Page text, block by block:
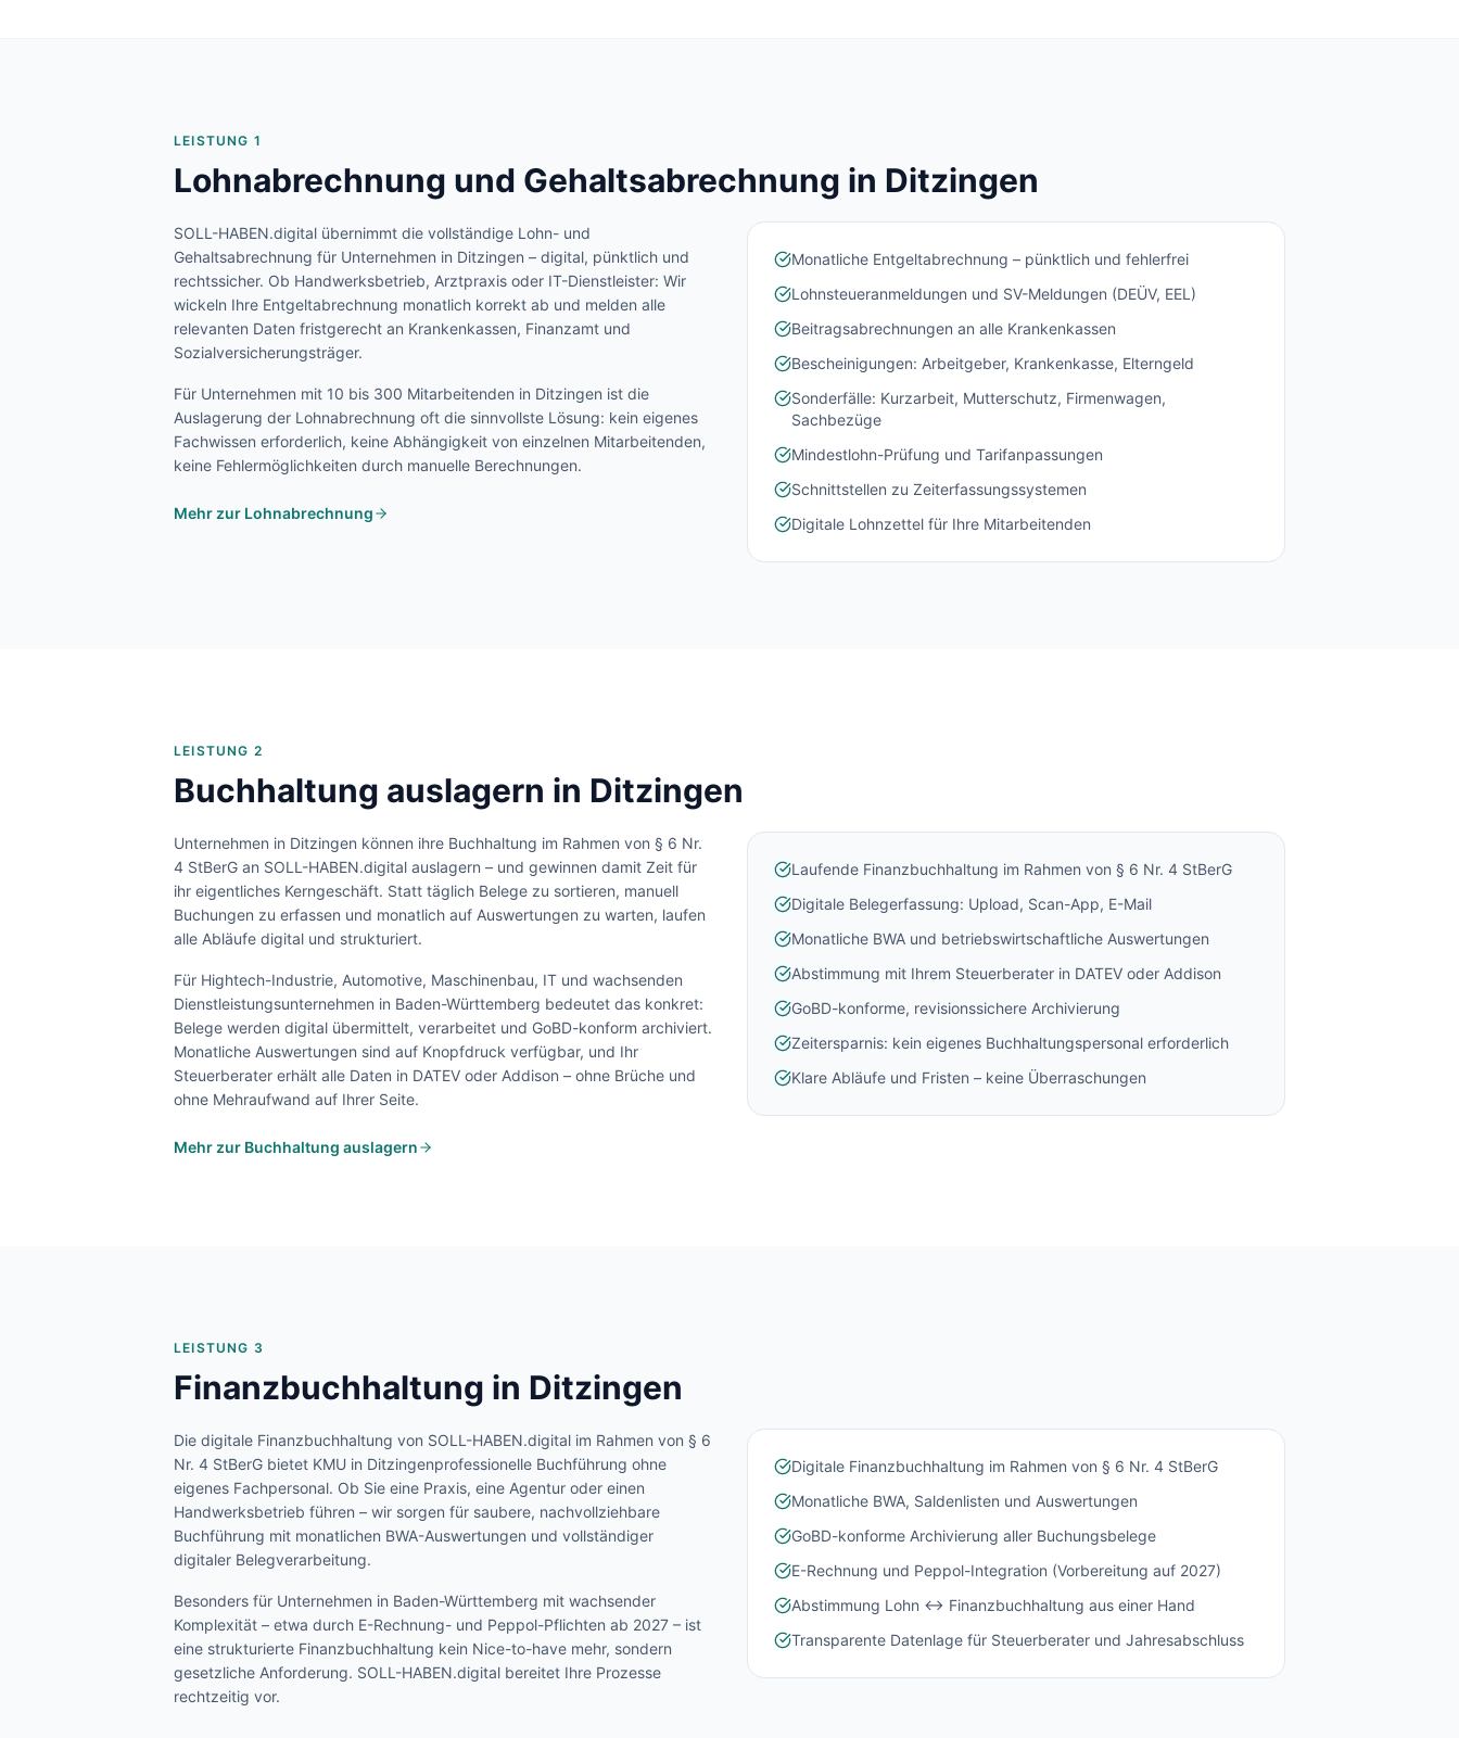
Lohn & Buchhaltung in Ditzingen?
Sehen Sie unser komplettes Angebot für Ihr
Unternehmen – in 30 Sekunden alles auf einen
Blick.
Nein danke, ich bleibe auf dieser Seite
LEISTUNG 1
Lohnabrechnung und Gehaltsabrechnung in Ditzingen
SOLL-HABEN.digital übernimmt die vollständige Lohn- und
Gehaltsabrechnung für Unternehmen in Ditzingen – digital, pünktlich und
rechtssicher. Ob Handwerksbetrieb, Arztpraxis oder IT-Dienstleister: Wir
wickeln Ihre Entgeltabrechnung monatlich korrekt ab und melden alle
relevanten Daten fristgerecht an Krankenkassen, Finanzamt und
Sozialversicherungsträger.
Für Unternehmen mit 10 bis 300 Mitarbeitenden in Ditzingen ist die
Auslagerung der Lohnabrechnung oft die sinnvollste Lösung: kein eigenes
Fachwissen erforderlich, keine Abhängigkeit von einzelnen Mitarbeitenden,
keine Fehlermöglichkeiten durch manuelle Berechnungen.
Mehr zur Lohnabrechnung
Monatliche Entgeltabrechnung – pünktlich und fehlerfrei
Lohnsteueranmeldungen und SV-Meldungen (DEÜV, EEL)
Beitragsabrechnungen an alle Krankenkassen
Bescheinigungen: Arbeitgeber, Krankenkasse, Elterngeld
Sonderfälle: Kurzarbeit, Mutterschutz, Firmenwagen,
Sachbezüge
Mindestlohn-Prüfung und Tarifanpassungen
Schnittstellen zu Zeiterfassungssystemen
Digitale Lohnzettel für Ihre Mitarbeitenden
LEISTUNG 2
Buchhaltung auslagern in Ditzingen
Unternehmen in Ditzingen können ihre Buchhaltung im Rahmen von § 6 Nr.
4 StBerG an SOLL-HABEN.digital auslagern – und gewinnen damit Zeit für
ihr eigentliches Kerngeschäft. Statt täglich Belege zu sortieren, manuell
Buchungen zu erfassen und monatlich auf Auswertungen zu warten, laufen
alle Abläufe digital und strukturiert.
Für Hightech-Industrie, Automotive, Maschinenbau, IT und wachsenden
Dienstleistungsunternehmen in Baden-Württemberg bedeutet das konkret:
Belege werden digital übermittelt, verarbeitet und GoBD-konform archiviert.
Monatliche Auswertungen sind auf Knopfdruck verfügbar, und Ihr
Steuerberater erhält alle Daten in DATEV oder Addison – ohne Brüche und
ohne Mehraufwand auf Ihrer Seite.
Mehr zur Buchhaltung auslagern
Laufende Finanzbuchhaltung im Rahmen von § 6 Nr. 4 StBerG
Digitale Belegerfassung: Upload, Scan-App, E-Mail
Monatliche BWA und betriebswirtschaftliche Auswertungen
Abstimmung mit Ihrem Steuerberater in DATEV oder Addison
GoBD-konforme, revisionssichere Archivierung
Zeitersparnis: kein eigenes Buchhaltungspersonal erforderlich
Klare Abläufe und Fristen – keine Überraschungen
LEISTUNG 3
Finanzbuchhaltung in Ditzingen
Die digitale Finanzbuchhaltung von SOLL-HABEN.digital im Rahmen von § 6
Nr. 4 StBerG bietet KMU in Ditzingenprofessionelle Buchführung ohne
eigenes Fachpersonal. Ob Sie eine Praxis, eine Agentur oder einen
Handwerksbetrieb führen – wir sorgen für saubere, nachvollziehbare
Buchführung mit monatlichen BWA-Auswertungen und vollständiger
digitaler Belegverarbeitung.
Besonders für Unternehmen in Baden-Württemberg mit wachsender
Komplexität – etwa durch E-Rechnung- und Peppol-Pflichten ab 2027 – ist
eine strukturierte Finanzbuchhaltung kein Nice-to-have mehr, sondern
gesetzliche Anforderung. SOLL-HABEN.digital bereitet Ihre Prozesse
rechtzeitig vor.
Digitale Finanzbuchhaltung im Rahmen von § 6 Nr. 4 StBerG
Monatliche BWA, Saldenlisten und Auswertungen
GoBD-konforme Archivierung aller Buchungsbelege
E-Rechnung und Peppol-Integration (Vorbereitung auf 2027)
Abstimmung Lohn ↔ Finanzbuchhaltung aus einer Hand
Transparente Datenlage für Steuerberater und Jahresabschluss